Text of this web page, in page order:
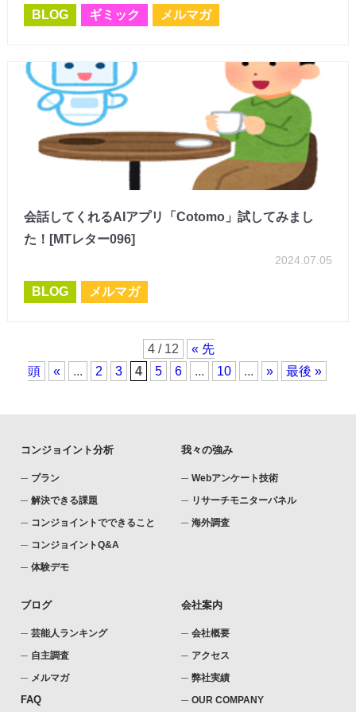
BLOG ギミック メルマガ
会話してくれるAIアプリ「Cotomo」試してみまし
た！[MTレター096]
2024.07.05
BLOG メルマガ
4 / 12
« 先
頭
« ... 2 3 4 5 6 ... 10 ... » 最後 »
コンジョイント分析
プラン
解決できる課題
コンジョイントでできること
コンジョイントQ&A
体験デモ
我々の強み
Webアンケート技術
リサーチモニターパネル
海外調査
ブログ
芸能人ランキング
自主調査
メルマガ
FAQ
会社案内
会社概要
アクセス
弊社実績
OUR COMPANY